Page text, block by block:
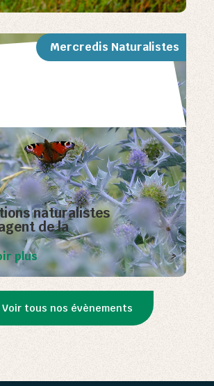
Mercredis Naturalistes
naturalistes
de la
plus
Voir tous nos évènements